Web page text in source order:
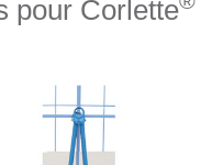
pour Corlette